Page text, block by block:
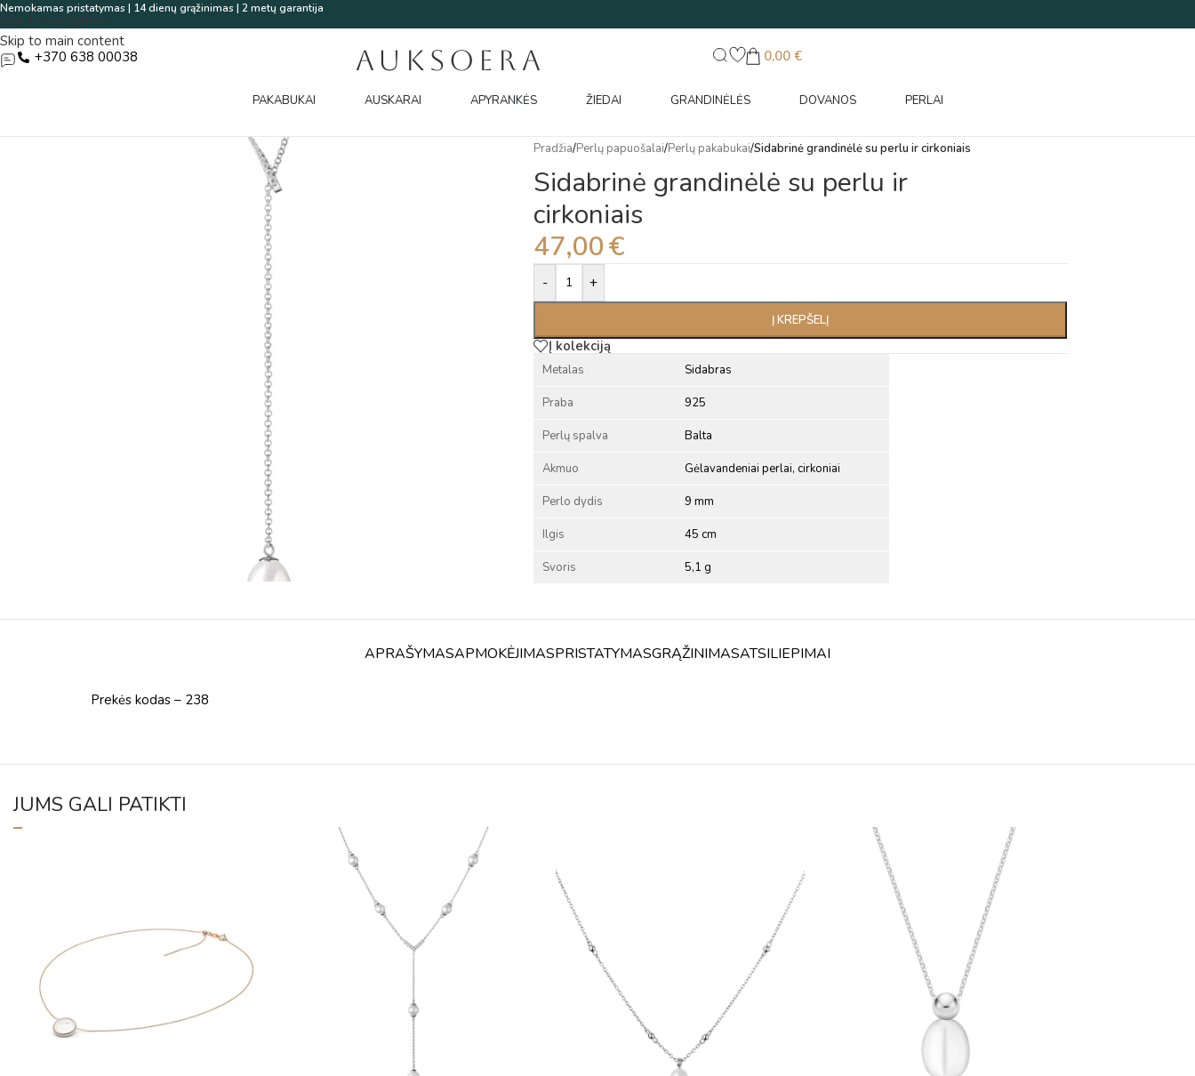
Skip to navigation
Skip to main content
Nemokamas pristatymas | 14 dienų grąžinimas | 2 metų garantija
+370 638 00038 AUKSOERA 0,00 €
PAKABUKAI AUSKARAI APYRANKĖS ŽIEDAI GRANDINĖLĖS DOVANOS PERLAI
Pradžia/Perlų papuošalai/Perlų pakabukai/Sidabrinė grandinėlė su perlu ir cirkoniais
Sidabrinė grandinėlė su perlu ir
cirkoniais
47,00€
- +
Į KREPŠELĮ
Alternative:
Į kolekciją
Metalas Sidabras
Praba 925
Perlų spalva Balta
Akmuo Gėlavandeniai perlai, cirkoniai
Perlo dydis 9 mm
Ilgis 45 cm
Svoris 5,1 g
APRAŠYMASAPMOKĖJIMASPRISTATYMASGRĄŽINIMASATSILIEPIMAI
Prekės kodas – 238
JUMS GALI PATIKTI